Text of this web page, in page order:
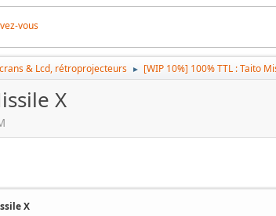
vous
& Lcd, rétroprojecteurs ► [WIP 10%] 100% TTL : Taito
X
X